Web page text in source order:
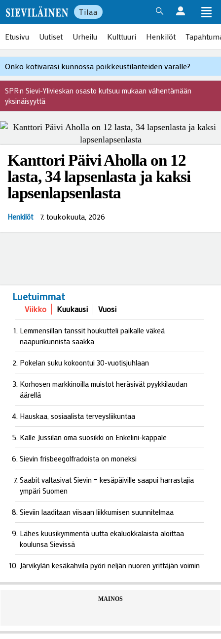
Tilaa
Etusivu Uutiset Urheilu Kulttuuri Henkilöt
Onko kotivarasi kunnossa poikkeustilanteiden varalle?
SPR:n Sievi-Ylivieskan osasto kutsuu mukaan vähentämään
yksinäisyyttä
Kanttori Päivi Aholla on 12
lasta, 34 lapsenlasta ja kaksi
lapsenlapsenlasta
Henkilöt 7. toukokuuta, 2026
Luetuimmat
Viikko Kuukausi Vuosi
Lemmensillan tanssit houkutteli paikalle väkeä
naapurikunnista saakka
Pokelan suku kokoontui 30-vuotisjuhlaan
Korhosen markkinoilla muistot heräsivät pyykkilaudan
äärellä
Hauskaa, sosiaalista terveysliikuntaa
Kalle Jussilan oma suosikki on Enkelini-kappale
Sievin frisbeegolfradoista on moneksi
Saabit valtasivat Sievin – kesäpäiville saapui harrastajia
ympäri Suomen
Sieviin laaditaan viisaan liikkumisen suunnitelmaa
Lähes kuusikymmentä uutta ekaluokkalaista aloittaa
koulunsa Sievissä
Järvikylän kesäkahvila pyöri neljän nuoren yrittäjän voimin
MAINOS